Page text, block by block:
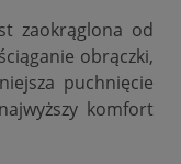
zaokrąglona od
obrączki,
puchnięcie
komfort